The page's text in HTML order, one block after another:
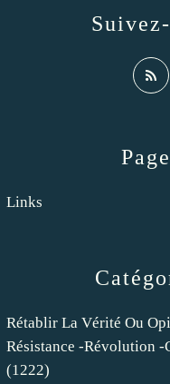
Rétablir La Vérité Ou
Résistance -révolution
(1222)
Links